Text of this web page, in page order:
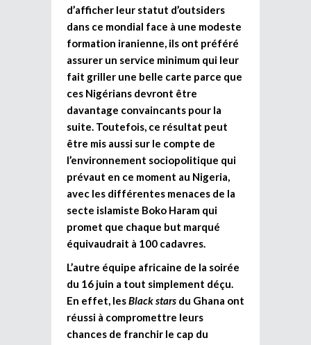
d’afficher leur statut d’outsiders
dans ce mondial face à une modeste
formation iranienne, ils ont préféré
assurer un service minimum qui leur
fait griller une belle carte parce que
ces Nigérians devront être
davantage convaincants pour la
suite. Toutefois, ce résultat peut
être mis aussi sur le compte de
l’environnement sociopolitique qui
prévaut en ce moment au Nigeria,
avec les différentes menaces de la
secte islamiste Boko Haram qui
promet que chaque but marqué
équivaudrait à 100 cadavres.
L’autre équipe africaine de la soirée
du 16 juin a tout simplement déçu.
En effet, lesBlack stars du Ghana ont
réussi à compromettre leurs
chances de franchir le cap du